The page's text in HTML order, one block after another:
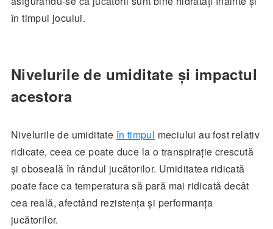
în timpul jocului.
Nivelurile de umiditate și impactul
acestora
Nivelurile de umiditate în timpul meciului au fost relativ
ridicate, ceea ce poate duce la o transpirație crescută
și oboseală în rândul jucătorilor. Umiditatea ridicată
poate face ca temperatura să pară mai ridicată decât
cea reală, afectând rezistența și performanța
jucătorilor.